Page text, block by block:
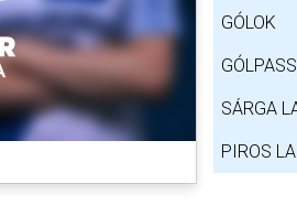
GÓLOK
SÁRGA
PIROS